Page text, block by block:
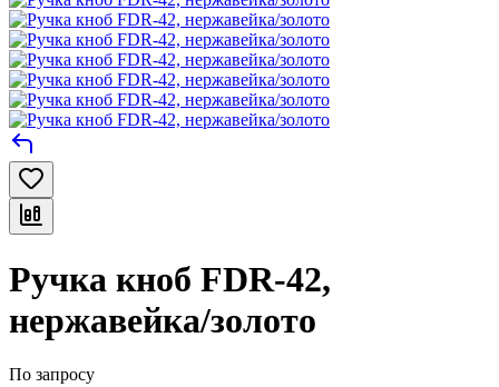
Ручка кноб FDR-42,
нержавейка/золото
По запросу